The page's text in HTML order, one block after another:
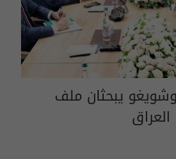
يبحثان ملف